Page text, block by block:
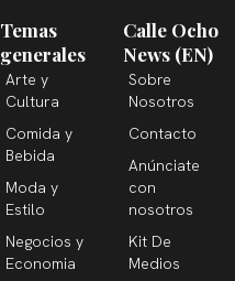
Temas
generales
Arte y
Cultura
Comida y
Bebida
Moda y
Estilo
Negocios y
Economia
Calle Ocho
News (EN)
Sobre
Nosotros
Contacto
Anúnciate
con
nosotros
Kit De
Medios